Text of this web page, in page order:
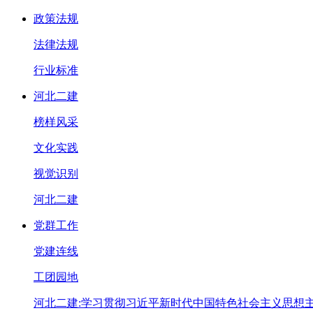
政策法规
法律法规
行业标准
河北二建
榜样风采
文化实践
视觉识别
河北二建
党群工作
党建连线
工团园地
河北二建:学习贯彻习近平新时代中国特色社会主义思想